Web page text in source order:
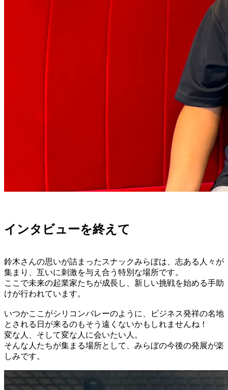
インタビューを終えて
鈴木さんの思いが詰まったスナックみらぼは、志ある人々が
集まり、互いに刺激を与え合う特別な場所です。
ここで未来の起業家たちが成長し、新しい挑戦を始める手助
けが行われています。
いつかここがシリコンバレーのように、ビジネス発祥の名地
とされる日が来るのもそう遠くないかもしれませんね！
変な人、そして変な人に会いたい人。
そんな人たちが集まる場所として、みらぼの今後の発展が楽
しみです。